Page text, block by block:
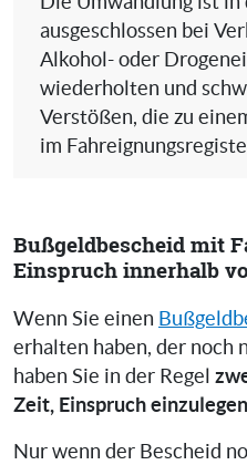
ausgeschlossen bei
Alkohol- oder
wiederholten und
Verstößen, die zu
im
Bußgeldbescheid mit
Einspruch innerhalb
Wenn Sie einen
erhalten haben, der noch
haben Sie in der Regel
Zeit, Einspruch einzulegen
Nur wenn der Bescheid